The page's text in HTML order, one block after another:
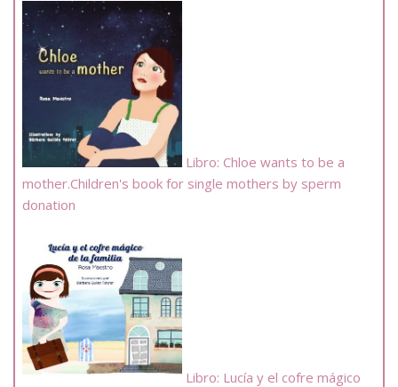
Libro: Chloe wants to be a
mother.Children's book for single mothers by sperm
donation
Libro: Lucía y el cofre mágico